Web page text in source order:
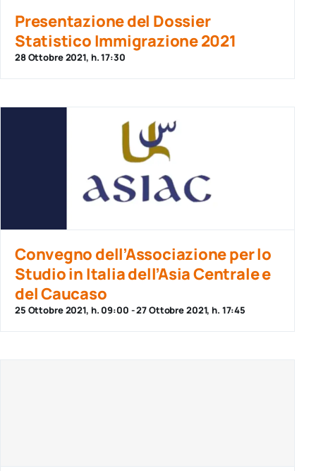
Newsletter
Presentazione del Dossier
Statistico Immigrazione 2021
28 Ottobre 2021, h. 17:30
Convegno dell’Associazione per lo
Studio in Italia dell’Asia Centrale e
del Caucaso
25 Ottobre 2021, h. 09:00 -27 Ottobre 2021, h. 17:45